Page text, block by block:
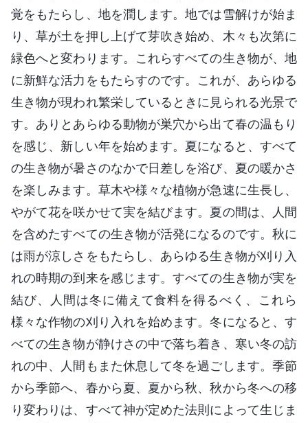
覚をもたらし、地を潤します。地では雪解けが始ま
り、草が土を押し上げて芽吹き始め、木々も次第に
緑色へと変わります。これらすべての生き物が、地
に新鮮な活力をもたらすのです。これが、あらゆる
生き物が現われ繁栄しているときに見られる光景で
す。ありとあらゆる動物が巣穴から出て春の温もり
を感じ、新しい年を始めます。夏になると、すべて
の生き物が暑さのなかで日差しを浴び、夏の暖かさ
を楽しみます。草木や様々な植物が急速に生長し、
やがて花を咲かせて実を結びます。夏の間は、人間
を含めたすべての生き物が活発になるのです。秋に
は雨が涼しさをもたらし、あらゆる生き物が刈り入
れの時期の到来を感じます。すべての生き物が実を
結び、人間は冬に備えて食料を得るべく、これら
様々な作物の刈り入れを始めます。冬になると、す
べての生き物が静けさの中で落ち着き、寒い冬の訪
れの中、人間もまた休息して冬を過ごします。季節
から季節へ、春から夏、夏から秋、秋から冬への移
り変わりは、すべて神が定めた法則によって生じま